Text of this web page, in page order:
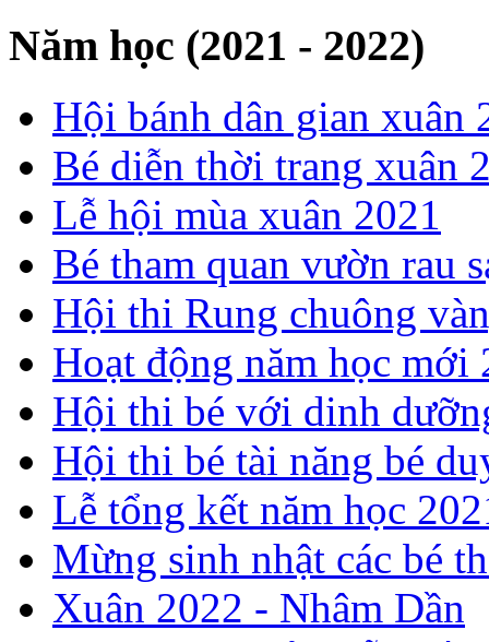
Năm học (2021 - 2022)
Hội bánh dân gian xuân
Bé diễn thời trang xuân
Lễ hội mùa xuân 2021
Bé tham quan vườn rau
Hội thi Rung chuông
Hoạt động năm học mới
Hội thi bé với dinh
Hội thi bé tài năng bé
Lễ tổng kết năm học
Mừng sinh nhật các bé
Xuân 2022 - Nhâm Dần